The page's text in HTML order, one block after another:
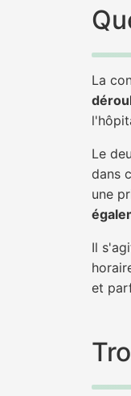
La
Le
dans
une
Il
et